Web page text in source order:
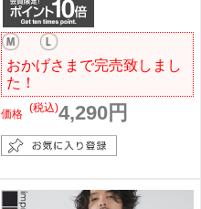
おかげさまで完売致しまし
た！
価格 4,290円
(税込)